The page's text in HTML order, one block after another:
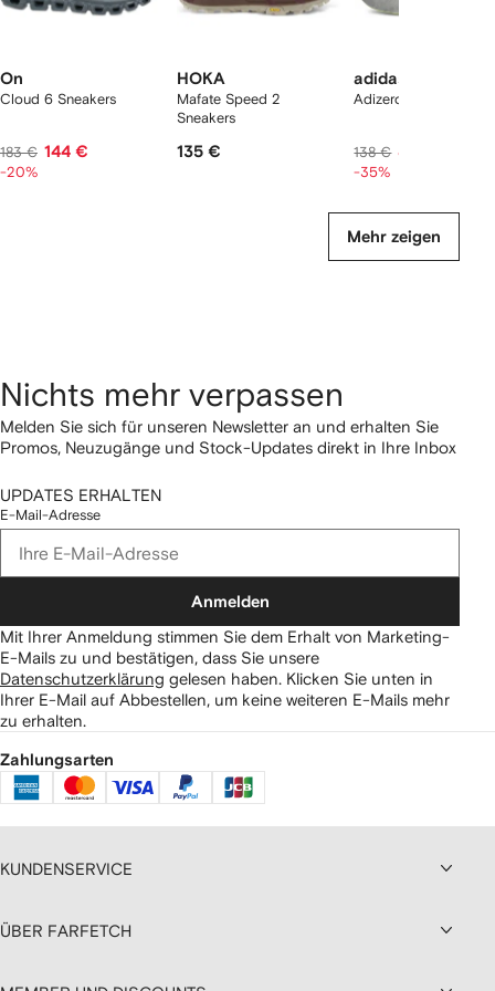
On
Cloud 6 Sneakers
183 € 144 €
-20%
HOKA
Mafate Speed 2
Sneakers
135 €
adidas
Adizero Aruku
138 € 85 €
-35%
Mehr zeigen
Nichts mehr verpassen
Melden Sie sich für unseren Newsletter an und erhalten Sie
Promos, Neuzugänge und Stock-Updates direkt in Ihre Inbox
UPDATES ERHALTEN
E-Mail-Adresse
Anmelden
Mit Ihrer Anmeldung stimmen Sie dem Erhalt von Marketing-
E-Mails zu und bestätigen, dass Sie unsere
Datenschutzerklärung gelesen haben. Klicken Sie unten in
Ihrer E-Mail auf Abbestellen, um keine weiteren E-Mails mehr
zu erhalten.
Zahlungsarten
KUNDENSERVICE
ÜBER FARFETCH